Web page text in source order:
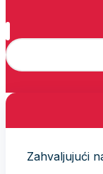
Zahvaljujući